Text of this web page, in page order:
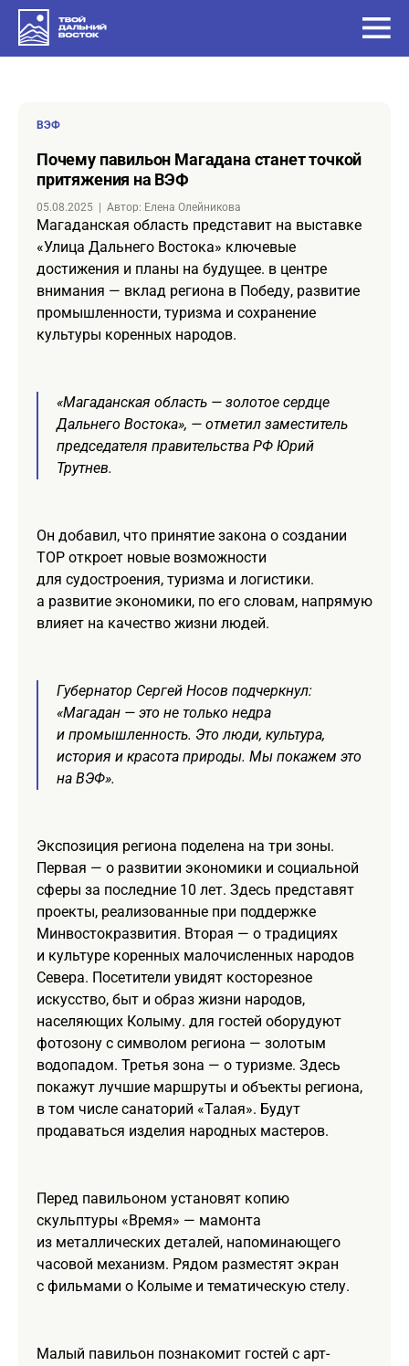
ВЭФ
Почему павильон Магадана станет точкой
притяжения на ВЭФ
05.08.2025 Автор: Елена Олейникова
Магаданская область представит на выставке
«Улица Дальнего Востока» ключевые
достижения и планы на будущее. в центре
внимания — вклад региона в Победу, развитие
промышленности, туризма и сохранение
культуры коренных народов.
«Магаданская область — золотое сердце
Дальнего Востока», — отметил заместитель
председателя правительства РФ Юрий
Трутнев.
Он добавил, что принятие закона о создании
ТОР откроет новые возможности
для судостроения, туризма и логистики.
а развитие экономики, по его словам, напрямую
влияет на качество жизни людей.
Губернатор Сергей Носов подчеркнул:
«Магадан — это не только недра
и промышленность. Это люди, культура,
история и красота природы. Мы покажем это
на ВЭФ».
Экспозиция региона поделена на три зоны.
Первая — о развитии экономики и социальной
сферы за последние 10 лет. Здесь представят
проекты, реализованные при поддержке
Минвостокразвития. Вторая — о традициях
и культуре коренных малочисленных народов
Севера. Посетители увидят косторезное
искусство, быт и образ жизни народов,
населяющих Колыму. для гостей оборудуют
фотозону с символом региона — золотым
водопадом. Третья зона — о туризме. Здесь
покажут лучшие маршруты и объекты региона,
в том числе санаторий «Талая». Будут
продаваться изделия народных мастеров.
Перед павильоном установят копию
скульптуры «Время» — мамонта
из металлических деталей, напоминающего
часовой механизм. Рядом разместят экран
с фильмами о Колыме и тематическую стелу.
Малый павильон познакомит гостей с арт-